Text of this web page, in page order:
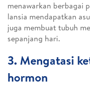
menawarkan berbagai
lansia mendapatkan
juga membuat tubuh
sepanjang hari.
3. Mengatasi
hormon